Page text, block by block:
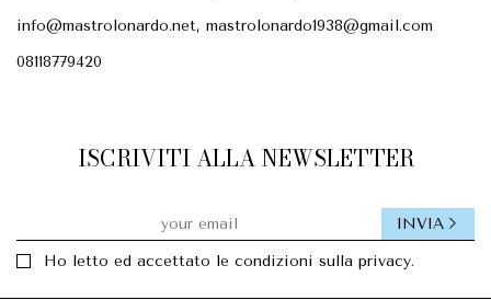
info@mastrolonardo.net, mastrolonardo1938@gmail.com
08118779420
ISCRIVITI ALLA NEWSLETTER
Ho letto ed accettato le condizioni sulla privacy.
INVIA